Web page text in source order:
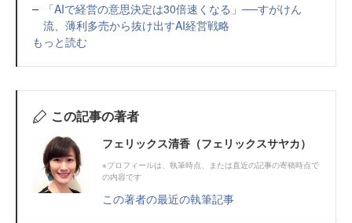
「AIで経営の意思決定は30倍速くなる」──すがけん
流、薄利多売から抜け出すAI経営戦略
もっと読む
この記事の著者
フェリックス清香（フェリックスサヤカ）
※プロフィールは、執筆時点、または直近の記事の寄稿時点で
の内容です
この著者の最近の執筆記事